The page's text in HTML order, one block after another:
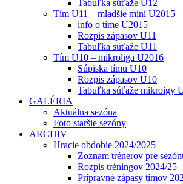
Tabuľka súťaže U12
Tím U11 – mladšie mini U2015
info o tíme U2015
Rozpis zápasov U11
Tabuľka súťaže U11
Tím U10 – mikroliga U2016
Súpiska tímu U10
Rozpis zápasov U10
Tabuľka súťaže mikroigy
GALÉRIA
Aktuálna sezóna
Foto staršie sezóny
ARCHIV
Hracie obdobie 2024/2025
Zoznam trénerov pre
Rozpis tréningov 2024/25
Prípravné zápasy tímov